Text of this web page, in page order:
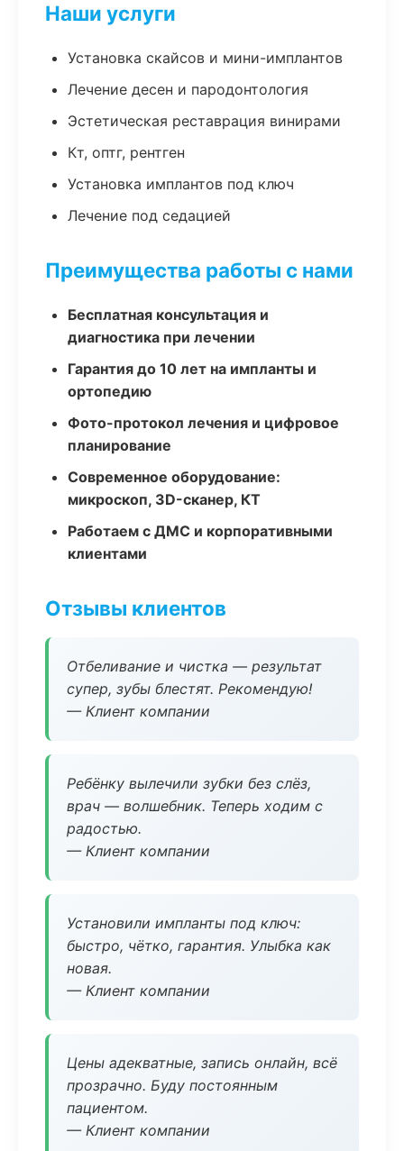
Наши услуги
Установка скайсов и мини-имплантов
Лечение десен и пародонтология
Эстетическая реставрация винирами
Кт, оптг, рентген
Установка имплантов под ключ
Лечение под седацией
Преимущества работы с нами
Бесплатная консультация и
диагностика при лечении
Гарантия до 10 лет на импланты и
ортопедию
Фото-протокол лечения и цифровое
планирование
Современное оборудование:
микроскоп, 3D-сканер, КТ
Работаем с ДМС и корпоративными
клиентами
Отзывы клиентов
Отбеливание и чистка — результат
супер, зубы блестят. Рекомендую!
— Клиент компании
Ребёнку вылечили зубки без слёз,
врач — волшебник. Теперь ходим с
радостью.
— Клиент компании
Установили импланты под ключ:
быстро, чётко, гарантия. Улыбка как
новая.
— Клиент компании
Цены адекватные, запись онлайн, всё
прозрачно. Буду постоянным
пациентом.
— Клиент компании